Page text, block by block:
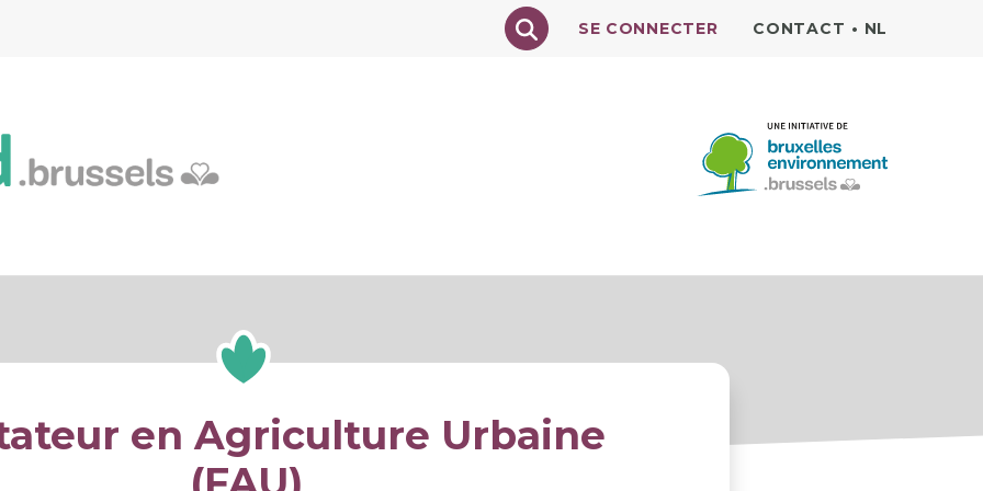
Texte à rechercher
SE CONNECTER CONTACT • NL
en Agriculture Urbaine